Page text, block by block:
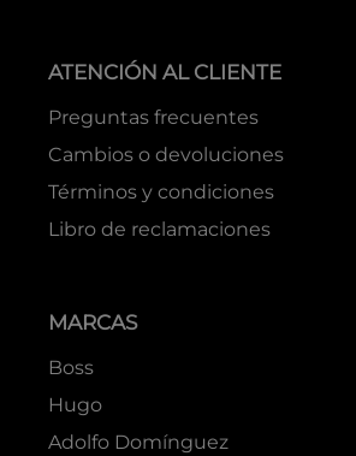
ATENCIÓN AL CLIENTE
Preguntas frecuentes
Cambios o devoluciones
Términos y condiciones
Libro de reclamaciones
MARCAS
Boss
Hugo
Adolfo Domínguez